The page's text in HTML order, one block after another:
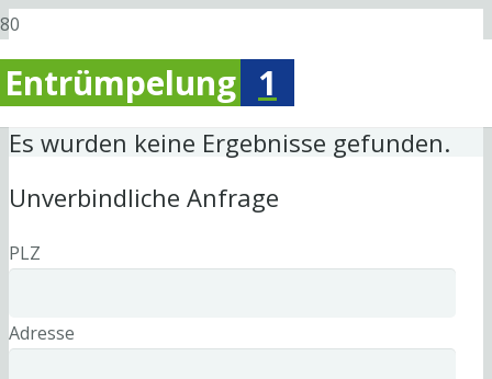
Entrümpelung 1
Es wurden keine Ergebnisse gefunden.
Unverbindliche Anfrage
PLZ
Adresse